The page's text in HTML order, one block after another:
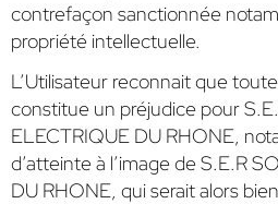
contrefaçon sanctionnée
propriété intellectuelle.
L’Utilisateur reconnait que
constitue un préjudice pour
ELECTRIQUE DU RHONE,
d’atteinte à l’image de S.E.R
DU RHONE, qui serait alors